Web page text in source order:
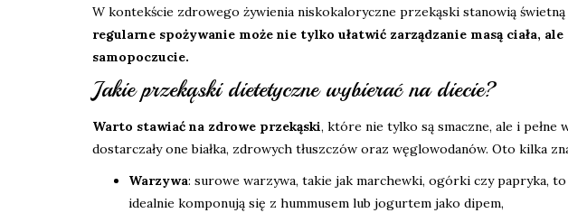
W kontekście zdrowego żywienia niskokaloryczne przekąski stanowią
regularne spożywanie może nie tylko ułatwić zarządzanie masą ciała,
samopoczucie.
Jakie przekąski dietetyczne wybierać na diecie?
Warto stawiać na zdrowe przekąski, które nie tylko są smaczne, ale i pełne
dostarczały one białka, zdrowych tłuszczów oraz węglowodanów. Oto kilka
Warzywa: surowe warzywa, takie jak marchewki, ogórki czy papryka,
idealnie komponują się z hummusem lub jogurtem jako dipem,